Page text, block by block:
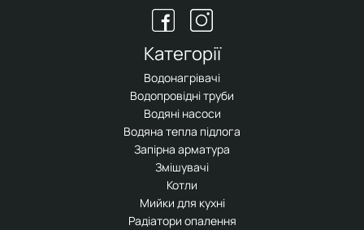
Категорії
Водонагрівачі
Водопровідні труби
Водяні насоси
Водяна тепла підлога
Запірна арматура
Змішувачі
Котли
Мийки для кухні
Радіатори опалення